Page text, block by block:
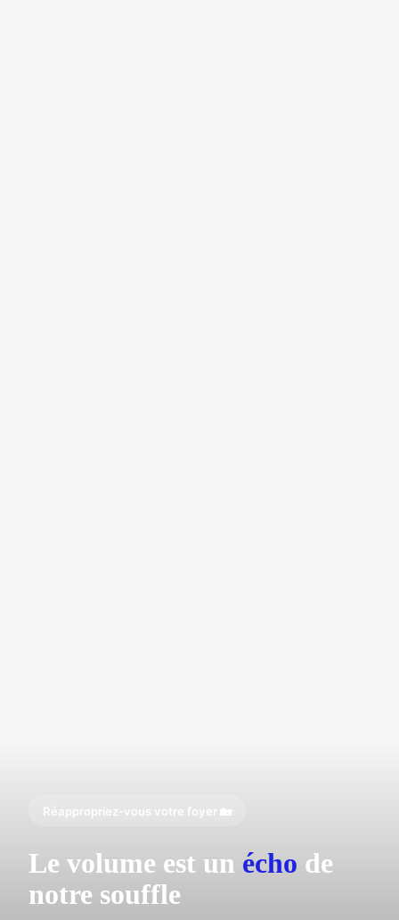
Réappropriez-vous votre foyer 🏡
Le volume est un écho de
notre souffle